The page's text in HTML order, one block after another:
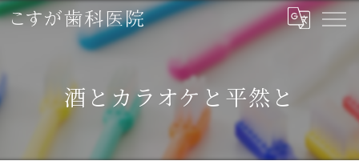
酒とカラオケと平然と